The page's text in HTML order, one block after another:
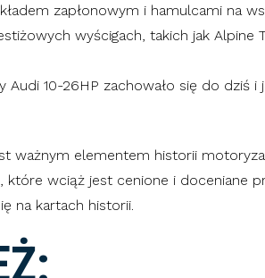
zapłonowym i hamulcami na
wyścigach, takich jak Alpine
Audi 10-26HP zachowało się do dziś
ważnym elementem historii
które wciąż jest cenione i doceniane
na kartach historii.